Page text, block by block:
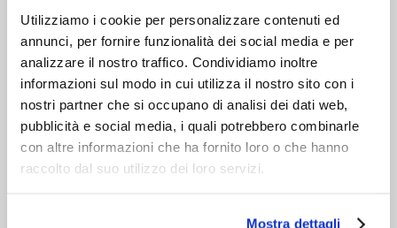
Utilizziamo i cookie per personalizzare contenuti ed
annunci, per fornire funzionalità dei social media e per
analizzare il nostro traffico. Condividiamo inoltre
informazioni sul modo in cui utilizza il nostro sito con i
nostri partner che si occupano di analisi dei dati web,
pubblicità e social media, i quali potrebbero combinarle
con altre informazioni che ha fornito loro o che hanno
raccolto dal suo utilizzo dei loro servizi.
Mostra dettagli